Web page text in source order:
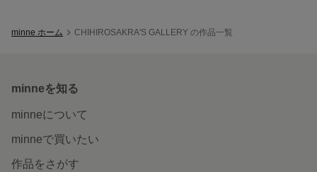
minne ホーム CHIHIROSAKRA'S GALLERY の作品一覧
minneを知る
minneについて
minneで買いたい
作品をさがす